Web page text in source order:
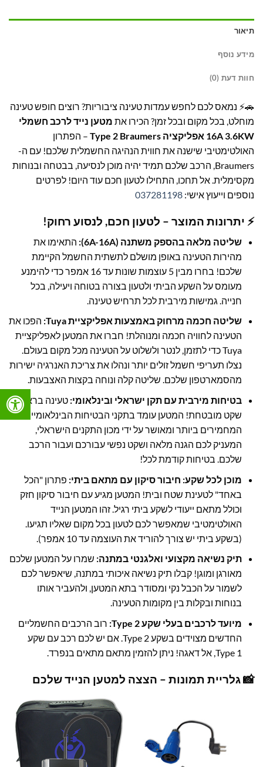
תיאור
מידע נוסף
חוות דעת (0)
🚗⚡ נמאס לכם לחפש עמדות טעינה ציבוריות? רוצים חופש טעינה
מוחלט, בכל מקום ובכל זמן? הכירו את מטען נייד לרכב חשמלי
16A 3.6KW אפליקציה Type 2 Braumers
– הפתרון
האולטימטיבי שישנה את חווית הנהיגה החשמלית שלכם! עם ה-
Braumers, הרכב שלכם תמיד יהיה מוכן לנסיעה, בבטחה ובנוחות
מקסימלית. אל תחכו, התחילו לטעון חכם עוד היום! לפרטים
נוספים וייעוץ אישי: 037281198
⚡ יתרונות המוצר – לטעון חכם, לנסוע רחוק!
שליטה מלאה בהספק משתנה (6A-16A):
התאימו את
מהירות הטעינה באופן מושלם לתשתית החשמל הקיימת
שלכם! בחרו מבין 5 עוצמות שונות עד 16 אמפר כדי להימנע
מעומס על השקע הביתי ולטעון בצורה בטוחה ויעילה, בכל
חנייה. גמישות מירבית לכל תרחיש טעינה.
שליטה חכמה מרחוק באמצעות אפליקציית Tuya:
הפכו את
הטעינה לחוויה חכמה ומנוהלת! חברו את המטען לאפליקציית
Tuya כדי לתזמן, לנטר ולשלוט על הטעינה מכל מקום בעולם.
נצלו תעריפי חשמל זולים יותר ונהלו את צריכת האנרגיה ישירות
מהסמארטפון שלכם. שליטה קלה ונוחה בקצות האצבעות.
בטיחות מירבית עם תקן ישראלי ובינלאומי: טעינה בראש
שקט מובטחת! המטען עומד בתקני הבטיחות הבינלאומיים
המחמירים ביותר ומאושר על ידי מכון התקנים הישראלי,
המעניק לכם הגנה מלאה ושקט נפשי עבורכם ועבור הרכב
שלכם. בטיחות קודמת לכל!
מוכן לכל שקע: חיבור סיקון עם מתאם ביתי: פתרון "הכל
באחד" לטעינת שטח ובית! המטען מגיע עם חיבור סיקון חזק
וכולל מתאם ייעודי לשקע ביתי רגיל. זהו המטען הנייד
האולטימטיבי שמאפשר לכם לטעון בכל מקום שאליו תגיעו.
(בשקע ביתי יש צורך להוריד את העוצמה עד 10 אמפר).
תיק נשיאה מקצועי ואלגנטי במתנה: שמרו על המטען שלכם
מאורגן ומוגן! קבלו תיק נשיאה איכותי במתנה, שיאפשר לכם
לשמור על הכבל נקי ומסודר בתא המטען, ולהעביר אותו
בנוחות ובקלות בין מקומות הטעינה.
מיועד לרכבים בעלי שקע Type 2:
רוב הרכבים החשמליים
החדשים מצוידים בשקע Type 2. אם יש לכם רכב עם שקע
Type 1, אל דאגה! ניתן להזמין מתאם מתאים בנפרד.
📸 גלריית תמונות – הצצה למטען הנייד שלכם